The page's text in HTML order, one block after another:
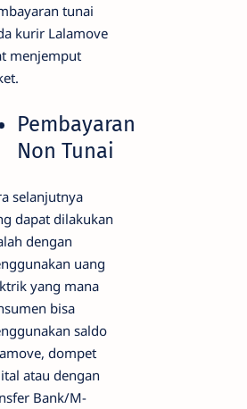
tunai
kurir Lalamove
menjemput
Pembayaran
Non Tunai
selanjutnya
dapat dilakukan
dengan
uang
yang mana
bisa
saldo
dompet
atau dengan
Bank/M-